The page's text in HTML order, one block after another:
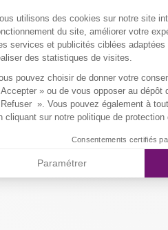
de
utilisons des cookies sur notre site
du site, améliorer votre
services et publicités ciblées
des statistiques de visites.
pouvez choisir de donner votre
» ou de vous opposer au dépôt
». Vous pouvez également à
cliquant sur notre politique de protection
Consentements certifiés
Paramétrer
pour zoomer